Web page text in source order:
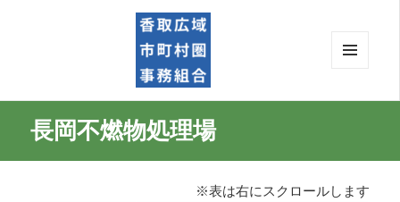
香取広域市町村圏事務組
合
ュー
ェッ
ト
長岡不燃物処理場
※表は右にスクロールします